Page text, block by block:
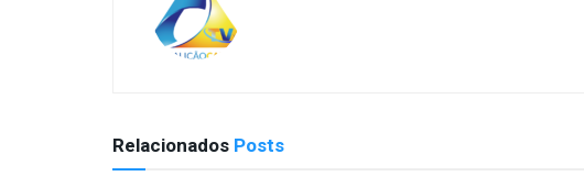
Relacionados Posts